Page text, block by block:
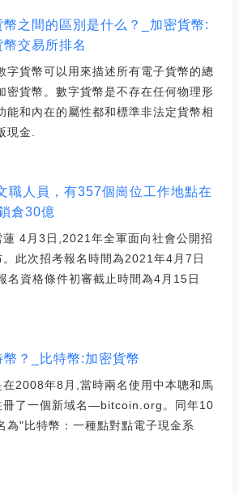
之間的區別是什么？_加密貨幣:
交易所排名
字貨幣可以用來描述所有電子貨幣的總
密貨幣。數字貨幣是不存在任何物理形
能和內在的屬性都和標準非法定貨幣相
現金.
職人員，有357個崗位工作地點在
倉30億
4月3日,2021年全軍面向社會公開招
此次招考報名時間為2021年4月7日
資格條件初審截止時間為4月15日
？_比特幣:加密貨幣
2008年8月,當時兩名使用中本聰和馬
冊了一個新域名—bitcoin.org。同年10
為"比特幣：一種點對點電子現金系